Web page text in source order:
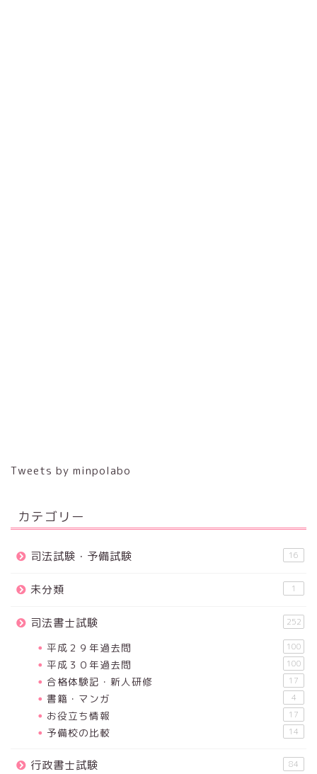
Tweets by minpolabo
カテゴリー
司法試験・予備試験 16
未分類 1
司法書士試験 252
平成２９年過去問 100
平成３０年過去問 100
合格体験記・新人研修 17
書籍・マンガ 4
お役立ち情報 17
予備校の比較 14
行政書士試験 84